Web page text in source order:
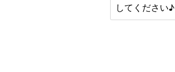
してください♪